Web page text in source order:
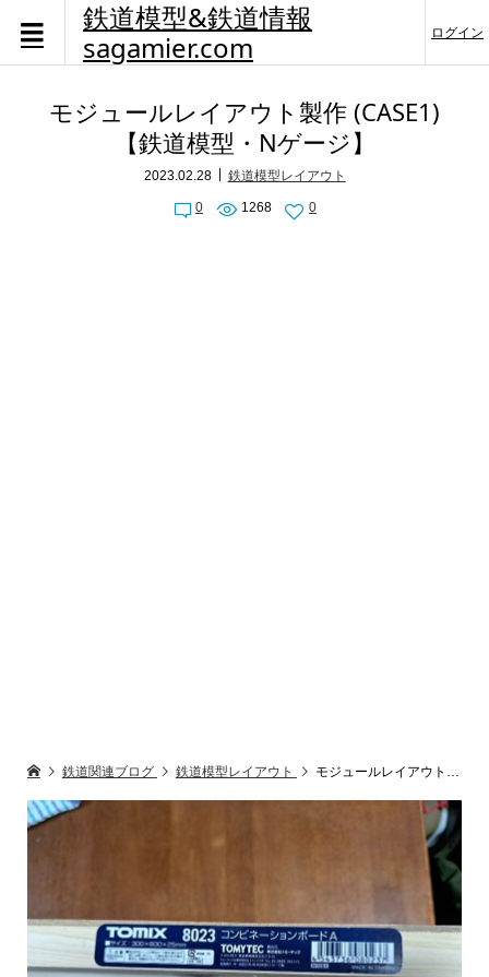
鉄道模型&鉄道情報
sagamier.com
ログイン
モジュールレイアウト製作 (CASE1)
【鉄道模型・Nゲージ】
2023.02.28 鉄道模型レイアウト
0 1268 0
鉄道関連ブログ 鉄道模型レイアウト モジュールレイアウト製作 (CASE1)【鉄道模型・Nゲージ】